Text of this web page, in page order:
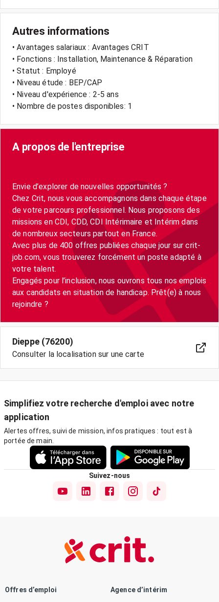
Autres informations
• Avantages salariaux : Avantages CRIT
• Fonctions : Installation, Maintenance & Réparation
• Statut : Employé
• Niveau étude : BEP/CAP
• Niveau d'expérience : 2-5 ans
• Nombre de postes disponibles: 1
A propos de l'entreprise
Envie d’explorer de nouvelles opportunités ?
Chez Crit, nous vous accompagnons dans chaque étape
de votre parcours professionnel. Nous proposons des
missions en CDI, CDD, CDI Intérimaire et Intérim dans
de nombreux secteurs partout en France.
Avec plus de 400 offres publiées chaque jour sur crit-
job.com, vous trouverez forcément un poste adapté à
votre talent.
Engagés pour l’inclusion, nous ouvrons tous nos emplois
aux candidats en situation de handicap. Prêt(e) à nous
Dieppe (76200)
Consulter la localisation sur une carte
Simplifiez votre recherche d'emploi avec notre
application
Alertes offres, suivi de mission, infos pratiques : tout est à
portée de main.
Suivez-nous
Offres d’emploi Agence d’intérim